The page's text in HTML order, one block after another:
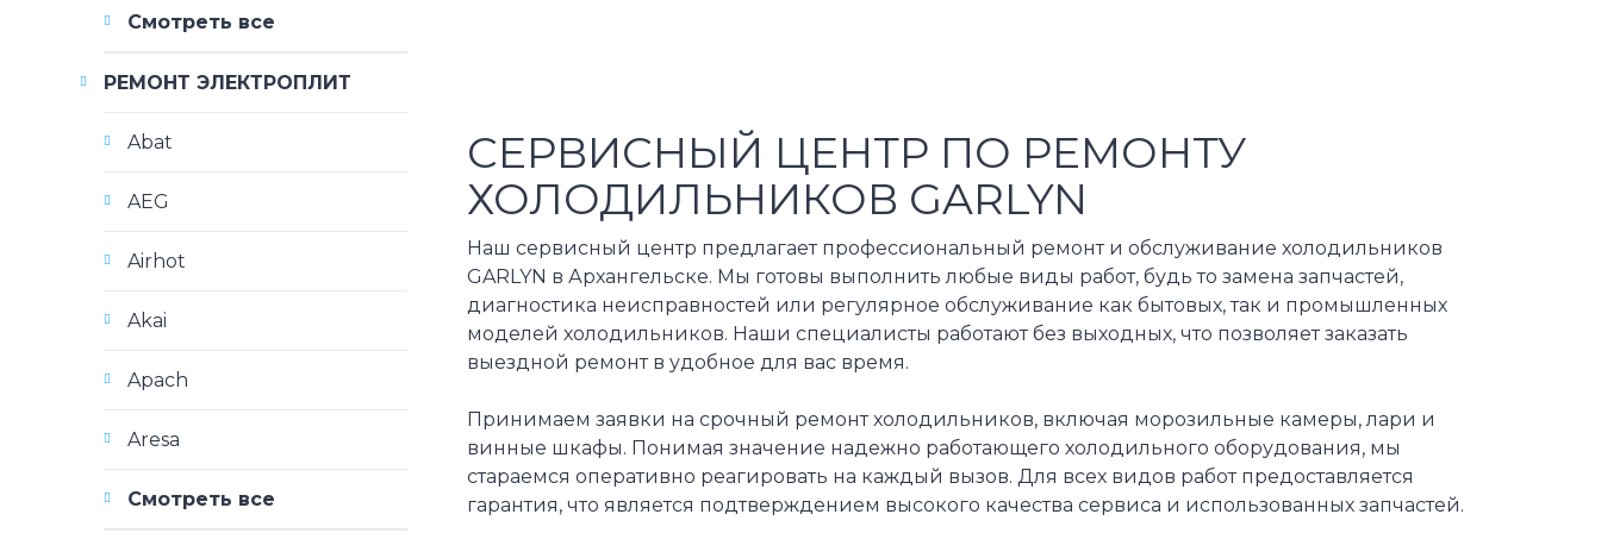
СЕРВИСНЫЙ ЦЕНТР ПО РЕМОНТУ
ХОЛОДИЛЬНИКОВ GARLYN
Наш сервисный центр предлагает профессиональный ремонт и обслуживание холодильников
GARLYN в Архангельске. Мы готовы выполнить любые виды работ, будь то замена запчастей,
диагностика неисправностей или регулярное обслуживание как бытовых, так и промышленных
моделей холодильников. Наши специалисты работают без выходных, что позволяет заказать
выездной ремонт в удобное для вас время.
Принимаем заявки на срочный ремонт холодильников, включая морозильные камеры, лари и
винные шкафы. Понимая значение надежно работающего холодильного оборудования, мы
стараемся оперативно реагировать на каждый вызов. Для всех видов работ предоставляется
гарантия, что является подтверждением высокого качества сервиса и использованных запчастей.
Смотреть все
РЕМОНТ ЭЛЕКТРОПЛИТ
Abat
AEG
Airhot
Akai
Apach
Aresa
Смотреть все